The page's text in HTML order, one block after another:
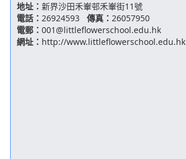
地址： 新界沙田禾輋邨禾輋街11號
電話： 26924593 傳真： 26057950
電郵： 001@littleflowerschool.edu.hk
網址： http://www.littleflowerschool.edu.hk